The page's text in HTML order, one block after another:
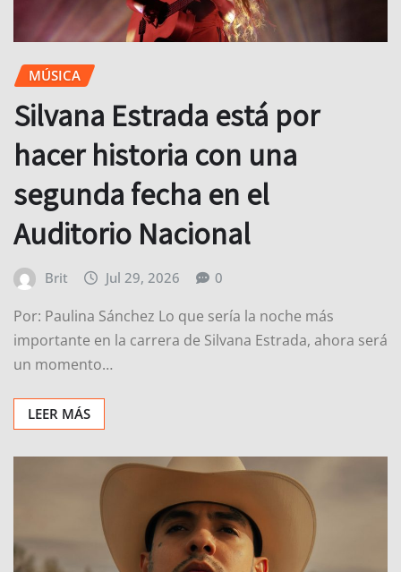
MÚSICA
Silvana Estrada está por
hacer historia con una
segunda fecha en el
Auditorio Nacional
Brit Jul 29, 2026 0
Por: Paulina Sánchez Lo que sería la noche más
importante en la carrera de Silvana Estrada, ahora será
un momento…
LEER MÁS